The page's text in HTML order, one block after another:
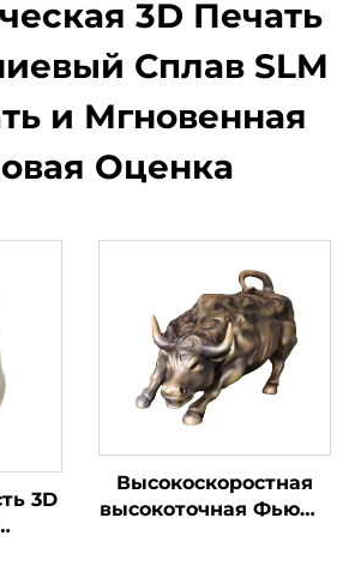
3D Печать
Сплав SLM
и Мгновенная
Оценка
3D
Высокоскоростная
высокоточная Фьюжн